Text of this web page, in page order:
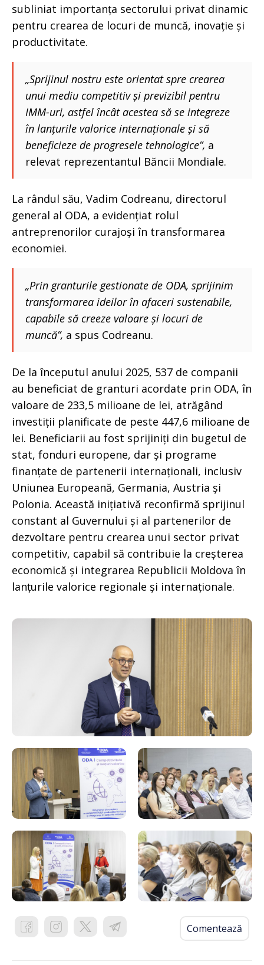
subliniat importanța sectorului privat dinamic
pentru crearea de locuri de muncă, inovație și
productivitate.
„Sprijinul nostru este orientat spre crearea
unui mediu competitiv și previzibil pentru
IMM-uri, astfel încât acestea să se integreze
în lanțurile valorice internaționale și să
beneficieze de progresele tehnologice”, a
relevat reprezentantul Băncii Mondiale.
La rândul său, Vadim Codreanu, directorul
general al ODA, a evidențiat rolul
antreprenorilor curajoși în transformarea
economiei.
„Prin granturile gestionate de ODA, sprijinim
transformarea ideilor în afaceri sustenabile,
capabile să creeze valoare și locuri de
muncă”, a spus Codreanu.
De la începutul anului 2025, 537 de companii
au beneficiat de granturi acordate prin ODA, în
valoare de 233,5 milioane de lei, atrăgând
investiții planificate de peste 447,6 milioane de
lei. Beneficiarii au fost sprijiniți din bugetul de
stat, fonduri europene, dar și programe
finanțate de partenerii internaționali, inclusiv
Uniunea Europeană, Germania, Austria și
Polonia. Această inițiativă reconfirmă sprijinul
constant al Guvernului și al partenerilor de
dezvoltare pentru crearea unui sector privat
competitiv, capabil să contribuie la creșterea
economică și integrarea Republicii Moldova în
lanțurile valorice regionale și internaționale.
Comentează